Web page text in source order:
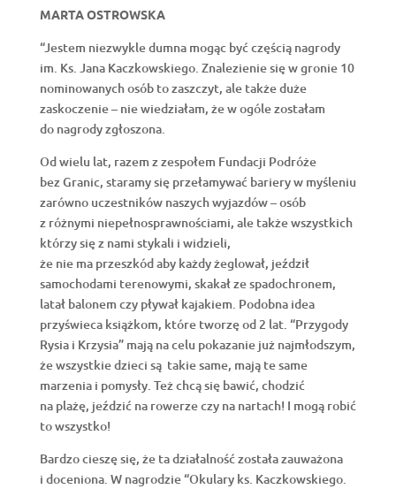
MARTA OSTROWSKA
“Jestem niezwykle dumna mogąc być częścią nagrody
im. Ks. Jana Kaczkowskiego. Znalezienie się w gronie 10
nominowanych osób to zaszczyt, ale także duże
zaskoczenie – nie wiedziałam, że w ogóle zostałam
do nagrody zgłoszona.
Od wielu lat, razem z zespołem Fundacji Podróże
bez Granic, staramy się przełamywać bariery w myśleniu
zarówno uczestników naszych wyjazdów – osób
z różnymi niepełnosprawnościami, ale także wszystkich
którzy się z nami stykali i widzieli,
że nie ma przeszkód aby każdy żeglował, jeździł
samochodami terenowymi, skakał ze spadochronem,
latał balonem czy pływał kajakiem. Podobna idea
przyświeca książkom, które tworzę od 2 lat. “Przygody
Rysia i Krzysia” mają na celu pokazanie już najmłodszym,
że wszystkie dzieci są takie same, mają te same
marzenia i pomysły. Też chcą się bawić, chodzić
na plażę, jeździć na rowerze czy na nartach! I mogą robić
to wszystko!
Bardzo cieszę się, że ta działalność została zauważona
i doceniona. W nagrodzie “Okulary ks. Kaczkowskiego.